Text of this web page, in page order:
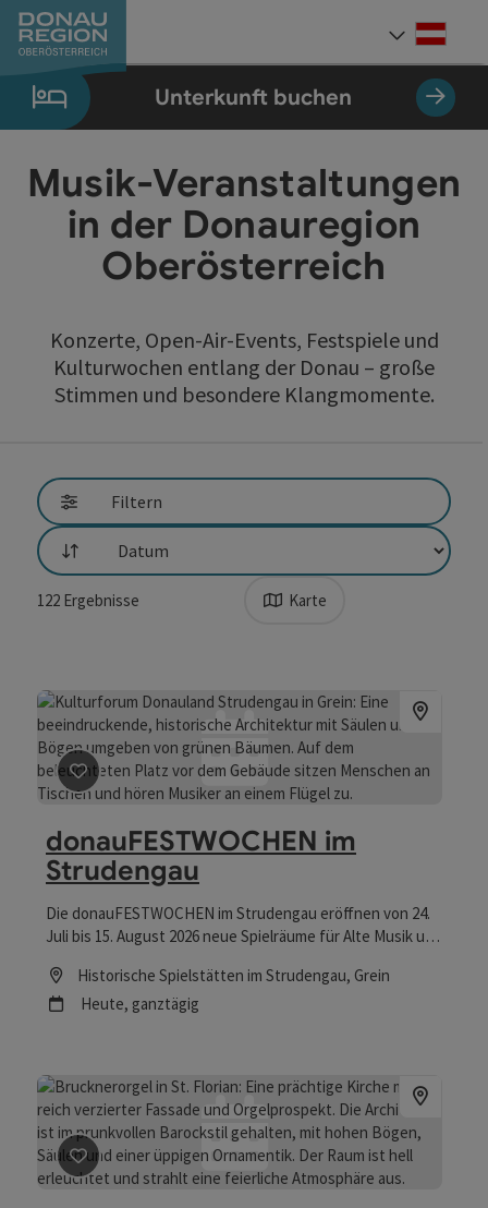
Zum Inhalt
Zur Navigation
Zum Seitenanfang
Zur Kontaktseite
Zum Impressum
Zur Startseite
Unterkunft buchen
Musik-Veranstaltungen
in der Donauregion
Oberösterreich
Konzerte, Open-Air-Events, Festspiele und
Kulturwochen entlang der Donau – große
Stimmen und besondere Klangmomente.
Filtern
Sortierung
122 Ergebnisse Karte
Beitrag merken: donauFESTWOCHEN im Strudengau
donauFESTWOCHEN im
Strudengau
Die donauFESTWOCHEN im Strudengau eröffnen von 24.
Juli bis 15. August 2026 neue Spielräume für Alte Musik und
Hiemetsberger stehen Musik, Räume und Menschen im
Mittelpunkt – mit Künstler:innen-Residenzen, die die
machen. Höhepunkt ist eine außergewöhnliche „Bach-
Oper“ auf Schloss Greinburg, die barocke Musik mit
aktuellen Fragen unserer Zeit verbindet. Zahlreiche
partizipative Formate laden das Publikum ein, Musik neu
zu entdecken und gemeinsam zu erleben. www.donau-
festwochen.at
Location
Historische Spielstätten im Strudengau, Grein
Nächster Termin
Heute, ganztägig
Beitrag merken: Hörerlebnis Brucknerorgel